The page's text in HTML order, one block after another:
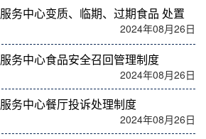
务中心变质、临期、过期食品 处置
2024年08月26日
务中心食品安全召回管理制度
2024年08月26日
务中心餐厅投诉处理制度
2024年08月26日